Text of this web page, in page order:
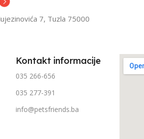
7, Tuzla 75000
Kontakt informacije
035 266-656
035 277-391
info@petsfriends.ba